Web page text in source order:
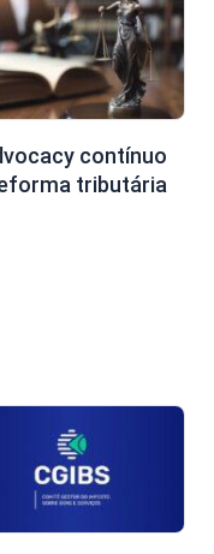
contínuo
tributária